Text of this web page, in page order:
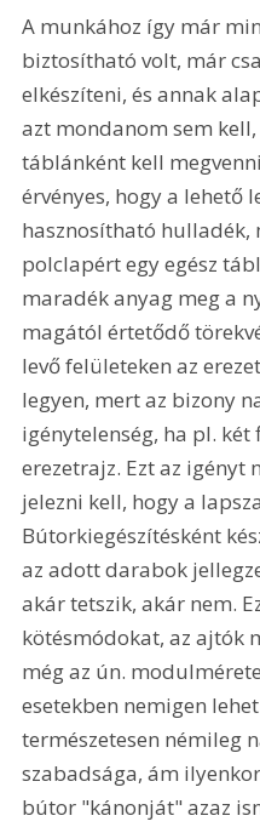
A munkához így már
biztosítható volt, már
elkészíteni, és annak
azt mondanom sem
táblánként kell
érvényes, hogy a lehető
hasznosítható hulladék,
polclapért egy egész
maradék anyag meg a
magától értetődő
levő felületeken az
legyen, mert az bizony
igénytelenség, ha pl.
erezetrajz. Ezt az igényt
jelezni kell, hogy a
Bútorkiegészítésként
az adott darabok
akár tetszik, akár nem.
kötésmódokat, az ajtók
még az ún.
esetekben nemigen
természetesen némileg
szabadsága, ám
bútor "kánonját" azaz